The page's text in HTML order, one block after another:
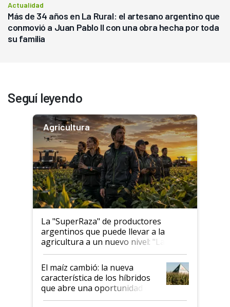
Actualidad
Más de 34 años en La Rural: el artesano argentino que
conmovió a Juan Pablo II con una obra hecha por toda
su familia
Seguí leyendo
Agricultura
La "SuperRaza" de productores
argentinos que puede llevar a la
agricultura a un nuevo nivel: "Las
posibilidades de crecimiento son
infinitas"
El maíz cambió: la nueva
característica de los híbridos
que abre una oportunidad en
el lote